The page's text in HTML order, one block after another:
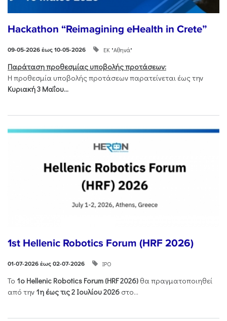
Hackathon “Reimagining eHealth in Crete”
09-05-2026 έως 10-05-2026 ΕΚ "Αθηνά"
Παράταση προθεσμίας υποβολής προτάσεων:
Η προθεσμία υποβολής προτάσεων παρατείνεται έως την
Κυριακή 3 Μαΐου...
1st Hellenic Robotics Forum (HRF 2026)
01-07-2026 έως 02-07-2026 ΙΡΟ
Το 1ο Hellenic Robotics Forum (HRF2026) θα πραγματοποιηθεί
από την 1η έως τις 2 Ιουλίου 2026 στο...